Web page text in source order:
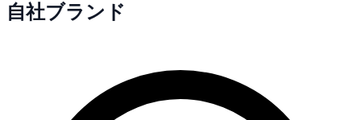
自社ブランド